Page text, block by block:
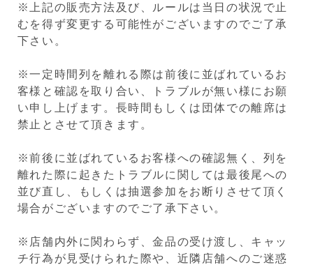
※上記の販売方法及び、ルールは当日の状況で止
むを得ず変更する可能性がございますのでご了承
下さい。
※一定時間列を離れる際は前後に並ばれているお
客様と確認を取り合い、トラブルが無い様にお願
い申し上げます。長時間もしくは団体での離席は
禁止とさせて頂きます。
※前後に並ばれているお客様への確認無く、列を
離れた際に起きたトラブルに関しては最後尾への
並び直し、もしくは抽選参加をお断りさせて頂く
場合がございますのでご了承下さい。
※店舗内外に関わらず、金品の受け渡し、キャッ
チ行為が見受けられた際や、近隣店舗へのご迷惑